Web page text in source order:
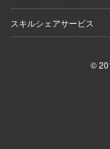
スキルシェアサービス
©